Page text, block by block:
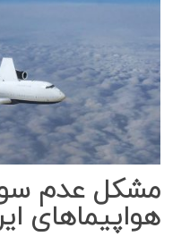
مشکل عدم
هواپیماهای